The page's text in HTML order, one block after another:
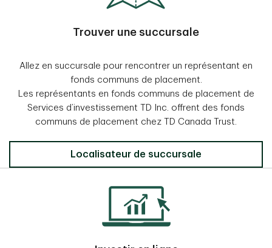
Trouver une succursale
Allez en succursale pour rencontrer un représentant en
fonds communs de placement.
Les représentants en fonds communs de placement de
Services d’investissement TD Inc. offrent des fonds
communs de placement chez TD Canada Trust.
Localisateur de succursale